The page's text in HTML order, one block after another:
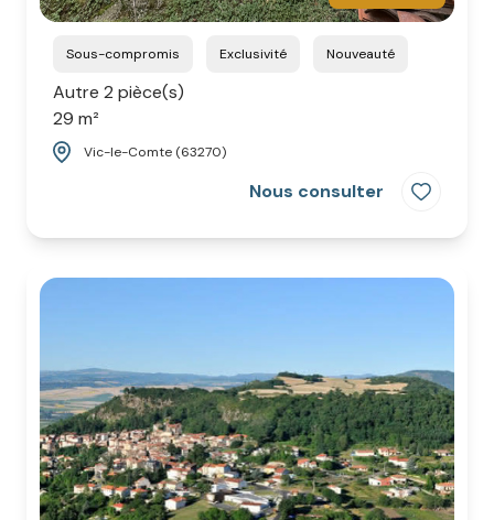
Sous-compromis Exclusivité Nouveauté
Autre 2 pièce(s)
29 m²
Vic-le-Comte (63270)
Nous consulter